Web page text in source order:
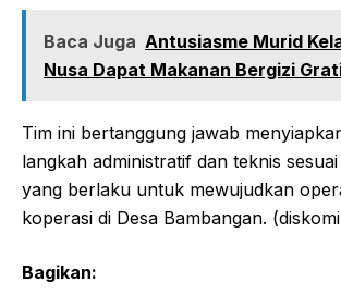
Baca Juga Antusiasme Murid
Nusa Dapat Makanan Bergizi
Tim ini bertanggung jawab
langkah administratif dan teknis
yang berlaku untuk mewujudkan
koperasi di Desa Bambangan.
Bagikan: